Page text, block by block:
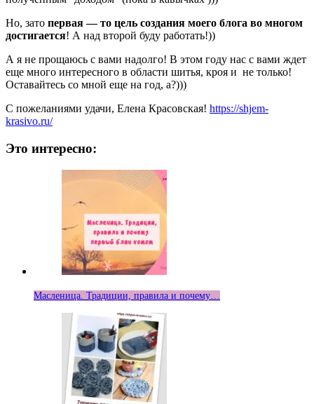
Но, зато первая — то цель создания моего блога во многом
достигается! А над второй буду работать!))
А я не прощаюсь с вами надолго! В этом году нас с вами ждет
еще много интересного в области шитья, кроя и не только!
Оставайтесь со мной еще на год, а?)))
С пожеланиями удачи, Елена Красовская! https://shjem-
krasivo.ru/
Это интересно:
Масленица. Традиции, правила и почему…